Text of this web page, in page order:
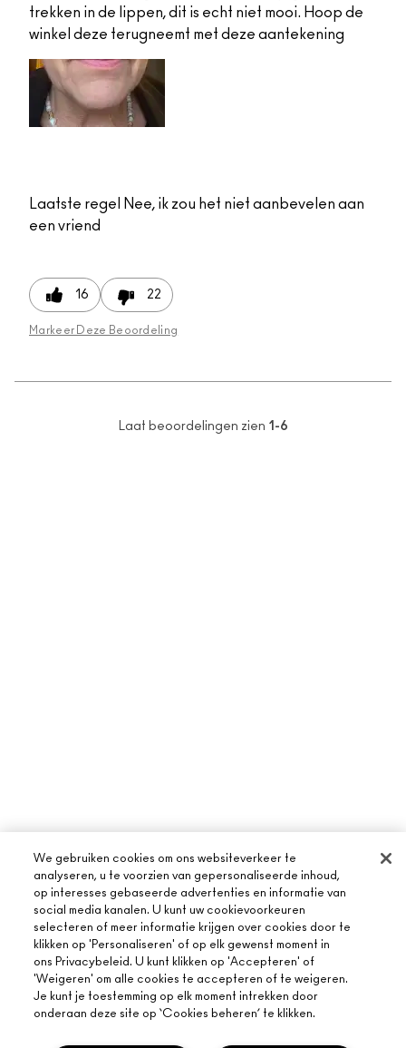
trekken in de lippen, dit is echt niet mooi. Hoop de
winkel deze terugneemt met deze aantekening
Laatste regel
Nee, ik zou het niet aanbevelen aan
een vriend
16 22
Markeer Deze Beoordeling
Laat beoordelingen zien 1-6
OVER MAC
We gebruiken cookies om ons websiteverkeer te
analyseren, u te voorzien van gepersonaliseerde inhoud,
op interesses gebaseerde advertenties en informatie van
social media kanalen. U kunt uw cookievoorkeuren
selecteren of meer informatie krijgen over cookies door te
klikken op 'Personaliseren' of op elk gewenst moment in
ons Privacybeleid. U kunt klikken op 'Accepteren' of
'Weigeren' om alle cookies te accepteren of te weigeren.
Je kunt je toestemming op elk moment intrekken door
onderaan deze site op ‘Cookies beheren’ te klikken.